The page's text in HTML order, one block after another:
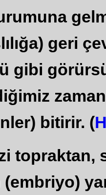
geri
gibi
bitirir. (
topraktan,